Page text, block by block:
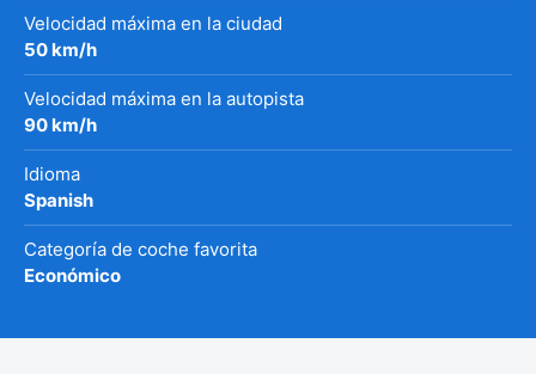
Velocidad máxima en la ciudad
50 km/h
Velocidad máxima en la autopista
90 km/h
Idioma
Spanish
Categoría de coche favorita
Económico